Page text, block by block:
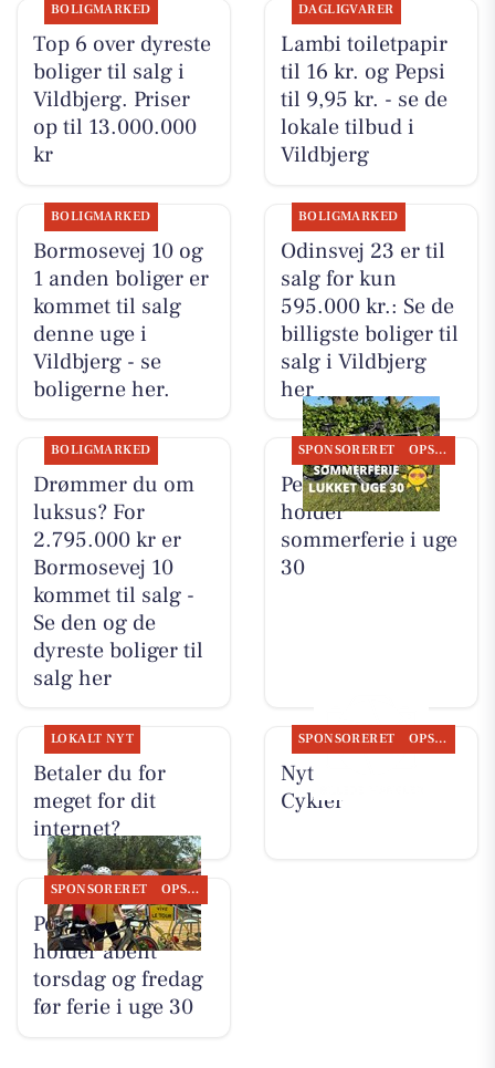
BOLIGMARKED
Top 6 over dyreste
boliger til salg i
Vildbjerg. Priser
op til 13.000.000
kr
DAGLIGVARER
Lambi toiletpapir
til 16 kr. og Pepsi
til 9,95 kr. - se de
lokale tilbud i
Vildbjerg
BOLIGMARKED
Bormosevej 10 og
1 anden boliger er
kommet til salg
denne uge i
Vildbjerg - se
boligerne her.
BOLIGMARKED
Odinsvej 23 er til
salg for kun
595.000 kr.: Se de
billigste boliger til
salg i Vildbjerg
her
BOLIGMARKED
Drømmer du om
luksus? For
2.795.000 kr er
Bormosevej 10
kommet til salg -
Se den og de
dyreste boliger til
salg her
SPONSORERET OPSLAGSTAVLEN
Per P. Cykler
holder
sommerferie i uge
30
LOKALT NYT
Betaler du for
meget for dit
internet?
SPONSORERET OPSLAGSTAVLEN
Nyt fra Per P.
Cykler
SPONSORERET OPSLAGSTAVLEN
Per P. Cykler
holder åbent
torsdag og fredag
før ferie i uge 30